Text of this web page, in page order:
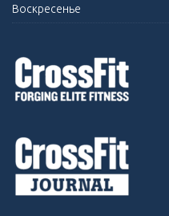
Воскресенье